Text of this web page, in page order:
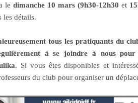
ledimanche 10 mars (9h30-12h30 et
les détails.
tous les pratiquants du
à se joindre à nous
. Si vous êtes disponibles et
du club pour organiser un